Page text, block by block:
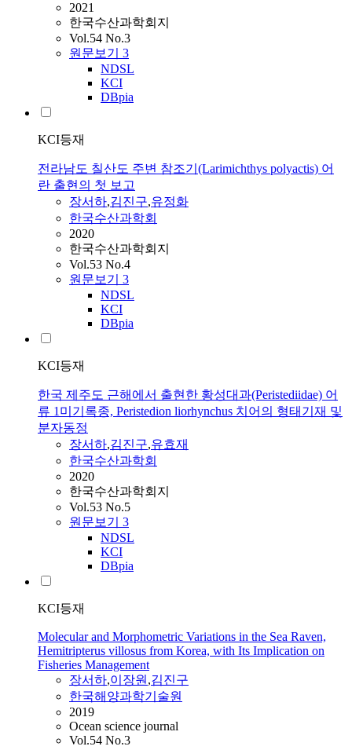
2021
한국수산과학회지
Vol.54 No.3
원문보기 3
NDSL
KCI
DBpia
KCI등재
전라남도 칠산도 주변 참조기(Larimichthys polyactis) 어
란 출현의 첫 보고
장서하,김진구,유정화
한국수산과학회
2020
한국수산과학회지
Vol.53 No.4
원문보기 3
NDSL
KCI
DBpia
KCI등재
한국 제주도 근해에서 출현한 황성대과(Peristediidae) 어
류 1미기록종, Peristedion liorhynchus 치어의 형태기재 및
분자동정
장서하,김진구,유효재
한국수산과학회
2020
한국수산과학회지
Vol.53 No.5
원문보기 3
NDSL
KCI
DBpia
KCI등재
Molecular and Morphometric Variations in the Sea Raven,
Hemitripterus villosus from Korea, with Its Implication on
Fisheries Management
장서하,이장원,김진구
한국해양과학기술원
2019
Ocean science journal
Vol.54 No.3